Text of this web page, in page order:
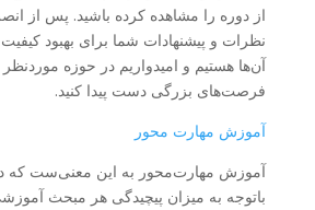
از دوره را مشاهده کرده باشید. پس از
نظرات و پیشنهادات شما برای بهبود کیفیت
آن‌ها هستیم و امیدواریم در حوزه
فرصت‌های بزرگی دست پیدا کنید.
آموزش مهارت محور
آموزش مهارت‌محور به این معنی‌ست که
باتوجه به میزان پیچیدگی هر مبحث